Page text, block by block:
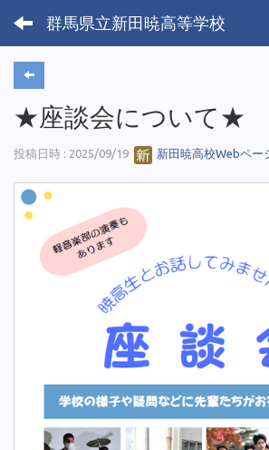
群馬県立新田暁高等学校
★座談会について★
投稿日時 : 2025/09/19 新田暁高校Webペー